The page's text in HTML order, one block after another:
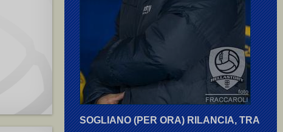
SOGLIANO (PER ORA) RILANCIA, TRA